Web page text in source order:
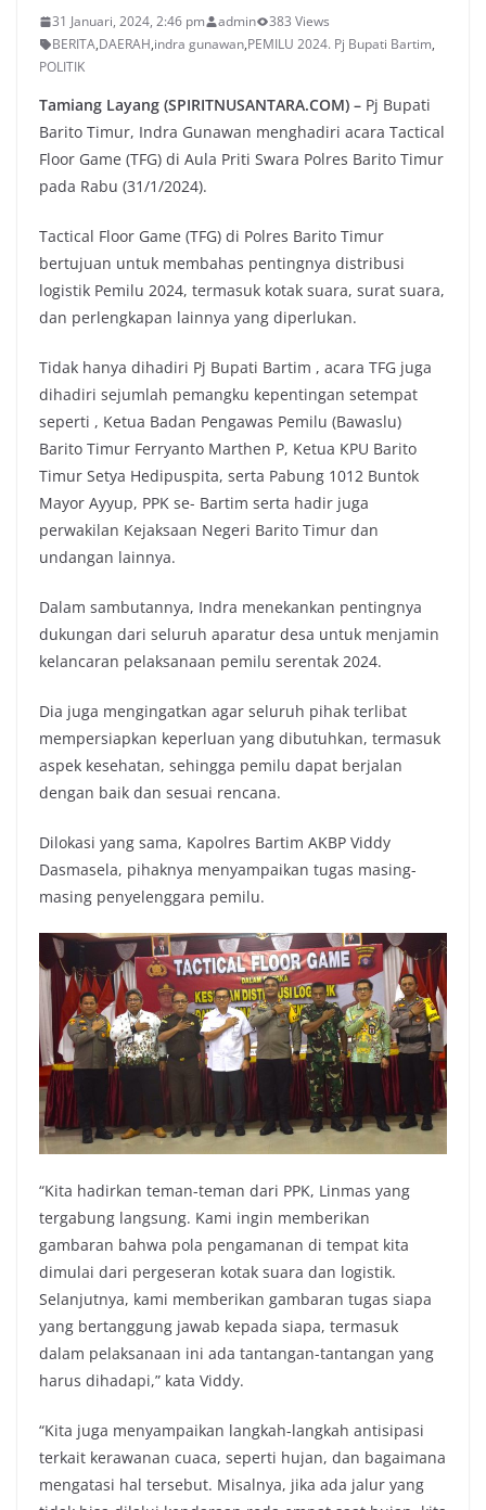
31 Januari, 2024, 2:46 pm admin
383 Views
BERITA,DAERAH,indra gunawan,PEMILU 2024. Pj Bupati Bartim,
POLITIK
Tamiang Layang (SPIRITNUSANTARA.COM) – Pj Bupati
Barito Timur, Indra Gunawan menghadiri acara Tactical
Floor Game (TFG) di Aula Priti Swara Polres Barito Timur
pada Rabu (31/1/2024).
Tactical Floor Game (TFG) di Polres Barito Timur
bertujuan untuk membahas pentingnya distribusi
logistik Pemilu 2024, termasuk kotak suara, surat suara,
dan perlengkapan lainnya yang diperlukan.
Tidak hanya dihadiri Pj Bupati Bartim , acara TFG juga
dihadiri sejumlah pemangku kepentingan setempat
seperti , Ketua Badan Pengawas Pemilu (Bawaslu)
Barito Timur Ferryanto Marthen P, Ketua KPU Barito
Timur Setya Hedipuspita, serta Pabung 1012 Buntok
Mayor Ayyup, PPK se- Bartim serta hadir juga
perwakilan Kejaksaan Negeri Barito Timur dan
undangan lainnya.
Dalam sambutannya, Indra menekankan pentingnya
dukungan dari seluruh aparatur desa untuk menjamin
kelancaran pelaksanaan pemilu serentak 2024.
Dia juga mengingatkan agar seluruh pihak terlibat
mempersiapkan keperluan yang dibutuhkan, termasuk
aspek kesehatan, sehingga pemilu dapat berjalan
dengan baik dan sesuai rencana.
Dilokasi yang sama, Kapolres Bartim AKBP Viddy
Dasmasela, pihaknya menyampaikan tugas masing-
masing penyelenggara pemilu.
“Kita hadirkan teman-teman dari PPK, Linmas yang
tergabung langsung. Kami ingin memberikan
gambaran bahwa pola pengamanan di tempat kita
dimulai dari pergeseran kotak suara dan logistik.
Selanjutnya, kami memberikan gambaran tugas siapa
yang bertanggung jawab kepada siapa, termasuk
dalam pelaksanaan ini ada tantangan-tantangan yang
harus dihadapi,” kata Viddy.
“Kita juga menyampaikan langkah-langkah antisipasi
terkait kerawanan cuaca, seperti hujan, dan bagaimana
mengatasi hal tersebut. Misalnya, jika ada jalur yang